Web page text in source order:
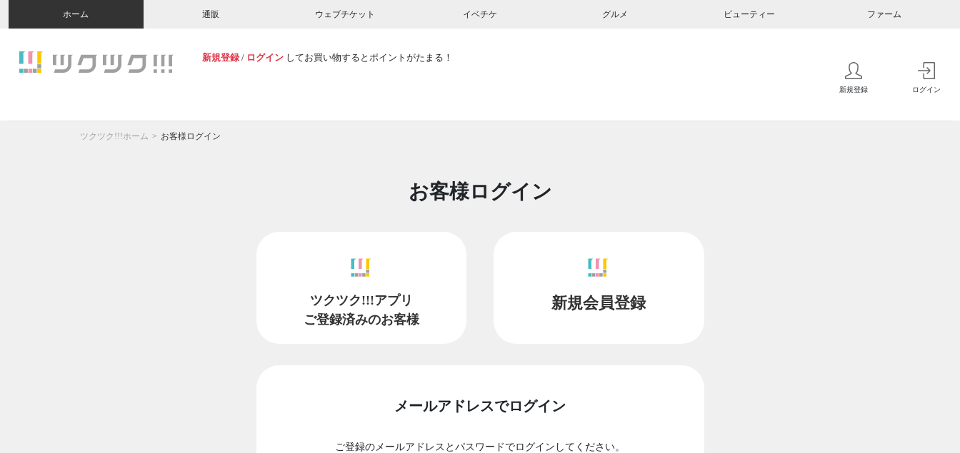
ホーム 通販 ウェブチケット イベチケ グルメ ビューティー ファーム
新規登録 / ログイン してお買い物するとポイントがたまる！
新規登録 ログイン
ツクツク!!!ホーム お客様ログイン
お客様ログイン
ツクツク!!!アプリ
ご登録済みのお客様
新規会員登録
メールアドレスでログイン
ご登録のメールアドレスとパスワードでログインしてください。